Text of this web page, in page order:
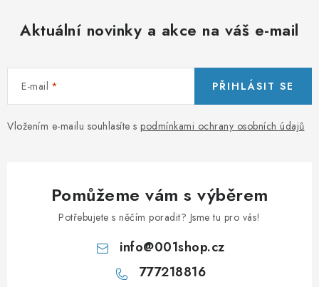
Aktuální novinky a akce na váš e-mail
E-mail
Vložením e-mailu souhlasíte s podmínkami ochrany osobních údajů
PŘIHLÁSIT SE
Pomůžeme vám s výběrem
Potřebujete s něčím poradit? Jsme tu pro vás!
info@001shop.cz
777218816